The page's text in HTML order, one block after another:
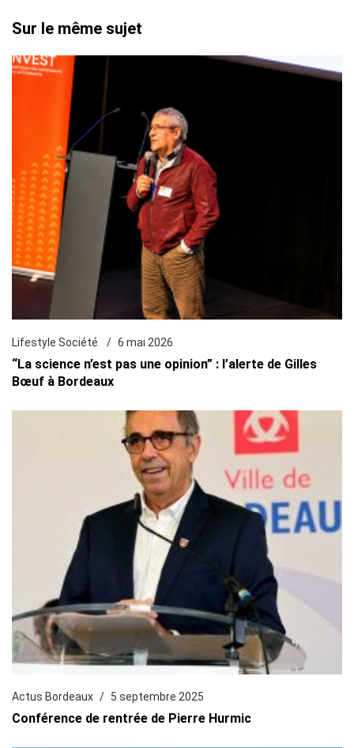
Sur le même sujet
Lifestyle Société 6 mai 2026
“La science n’est pas une opinion” : l’alerte de Gilles
Bœuf à Bordeaux
Actus Bordeaux 5 septembre 2025
Conférence de rentrée de Pierre Hurmic